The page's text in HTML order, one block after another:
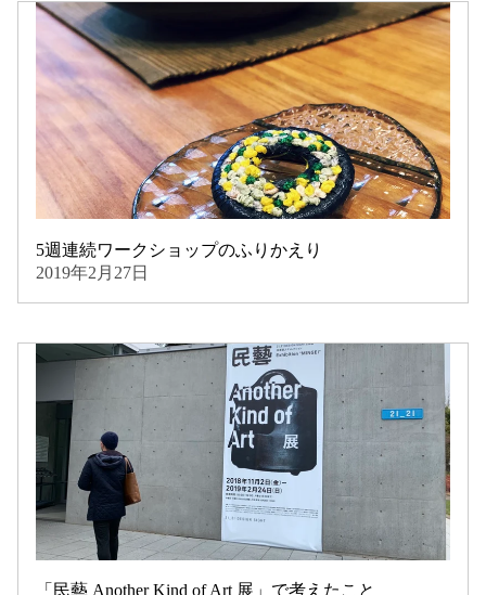
5週連続ワークショップのふりかえり
2019年2月27日
「民藝 Another Kind of Art 展」で考えたこと